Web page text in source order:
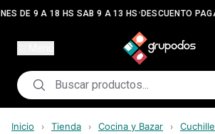
DE 9 A 18 HS SAB 9 A 13 HS•DESCUENTO
Inicio › Tienda › Cocina y Bazar ›